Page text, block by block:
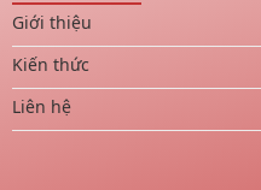
Giới thiệu
Kiến thức
Liên hệ